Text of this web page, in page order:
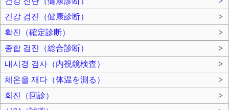
건강 검진（健康診断）
>
확진（確定診断）
>
종합 검진（総合診断）
>
내시경 검사（内視鏡検査）
>
체온을 재다（体温を測る）
>
회진（回診）
>